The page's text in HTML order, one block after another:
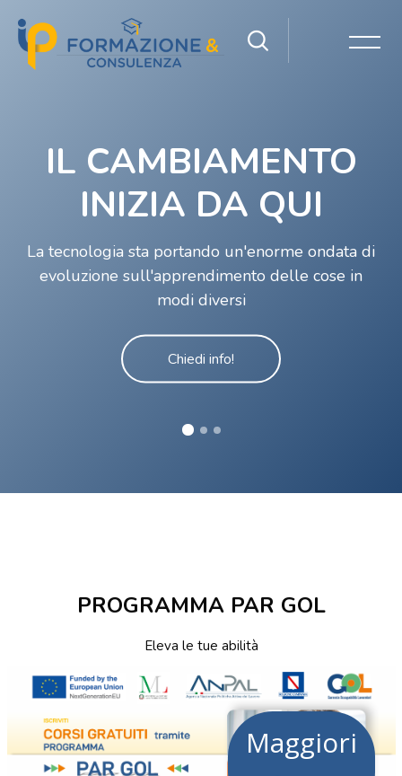
IL CAMBIAMENTO
INIZIA DA QUI
La tecnologia sta portando un'enorme ondata di
evoluzione sull'apprendimento delle cose in
modi diversi
Chiedi info!
PROGRAMMA PAR GOL
Eleva le tue abilità
Salta [Cocoon] Custom HTML
Maggiori